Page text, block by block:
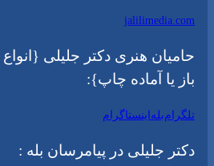
jalilimedia.com
حامیان هنری دکتر جلیلی
باز یا آماده چاپ}:
تلگرامبلهاینستاگرام
دکتر جلیلی در پیامرسان بله :